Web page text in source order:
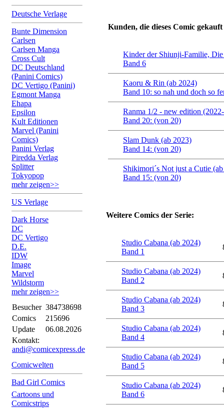
Deutsche Verlage
Bunte Dimension
Carlsen
Carlsen Manga
Cross Cult
DC Deutschland
(Panini Comics)
DC Vertigo (Panini)
Egmont Manga
Ehapa
Epsilon
Kult Editionen
Marvel (Panini
Comics)
Panini Verlag
Piredda Verlag
Splitter
Tokyopop
mehr zeigen>>
US Verlage
Dark Horse
DC
DC Vertigo
D.E.
IDW
Image
Marvel
Wildstorm
mehr zeigen>>
Besucher 384738698
Comics
215696
Update
06.08.2026
Kontakt:
andi@comicexpress.de
Comicwelten
Bad Girl Comics
Cartoons und
Comicstrips
Kunden, die dieses Comic
Kinder der Shiunji-Familie,
Band 6
Kaoru & Rin (ab 2024)
Band 10: so nah und doch so
Ranma 1/2 - new edition
Band 20: (von 20)
Slam Dunk (ab 2023)
Band 14: (von 20)
Shikimori´s Not just a Cutie
Band 15: (von 20)
Weitere Comics der Serie:
Studio Cabana (ab 2024)
Band 1
Studio Cabana (ab 2024)
Band 2
Studio Cabana (ab 2024)
Band 3
Studio Cabana (ab 2024)
Band 4
Studio Cabana (ab 2024)
Band 5
Studio Cabana (ab 2024)
Band 6